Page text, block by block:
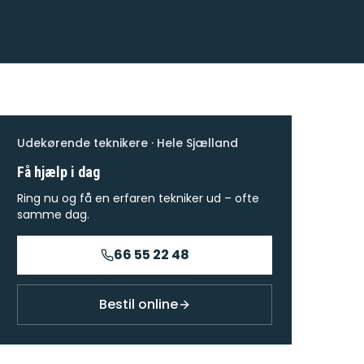
Udekørende teknikere · Hele Sjælland
Få hjælp i dag
Ring nu og få en erfaren tekniker ud – ofte
samme dag.
66 55 22 48
Bestil online